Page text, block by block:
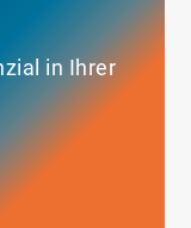
in Ihrer